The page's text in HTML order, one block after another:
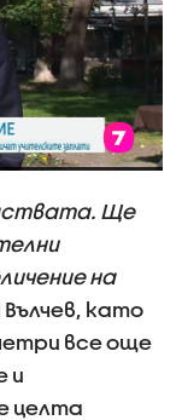
Ще
на
като
все още
и
целта